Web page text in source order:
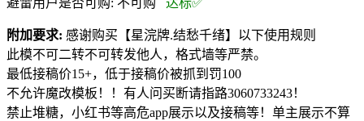
附加要求: 感谢购买【星浣牌.结愁千绪】以下使用规则
此模不可二转不可转发他人，格式墙等严禁。
最低接稿价15+，低于接稿价被抓到罚100
不允许魔改模板！！有人问买断请指路3060733243！
禁止堆糖，小红书等高危app展示以及接稿等！单主展示不算